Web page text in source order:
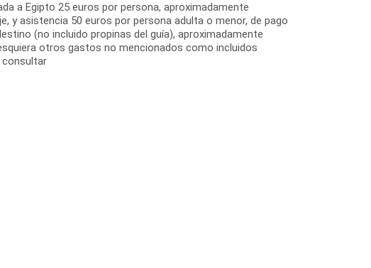
a Egipto 25 euros por persona, aproximadamente
y asistencia 50 euros por persona adulta o menor, de pago
(no incluido propinas del guía), aproximadamente
otros gastos no mencionados como incluidos
consultar